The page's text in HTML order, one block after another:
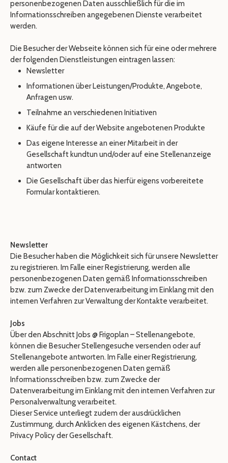
personenbezogenen Daten ausschließlich für die im
Informationsschreiben angegebenen Dienste verarbeitet
werden.
Die Besucher der Webseite können sich für eine oder mehrere
der folgenden Dienstleistungen eintragen lassen:
Newsletter
Informationen über Leistungen/Produkte, Angebote,
Anfragen usw.
Teilnahme an verschiedenen Initiativen
Käufe für die auf der Website angebotenen Produkte
Das eigene Interesse an einer Mitarbeit in der
Gesellschaft kundtun und/oder auf eine Stellenanzeige
antworten
Die Gesellschaft über das hierfür eigens vorbereitete
Formular kontaktieren.
Newsletter
Die Besucher haben die Möglichkeit sich für unsere Newsletter
zu registrieren. Im Falle einer Registrierung, werden alle
personenbezogenen Daten gemäß Informationsschreiben
bzw. zum Zwecke der Datenverarbeitung im Einklang mit den
internen Verfahren zur Verwaltung der Kontakte verarbeitet.
Jobs
Über den Abschnitt Jobs @ Frigoplan – Stellenangebote,
können die Besucher Stellengesuche versenden oder auf
Stellenangebote antworten. Im Falle einer Registrierung,
werden alle personenbezogenen Daten gemäß
Informationsschreiben bzw. zum Zwecke der
Datenverarbeitung im Einklang mit den internen Verfahren zur
Personalverwaltung verarbeitet.
Dieser Service unterliegt zudem der ausdrücklichen
Zustimmung, durch Anklicken des eigenen Kästchens, der
Privacy Policy der Gesellschaft.
Contact